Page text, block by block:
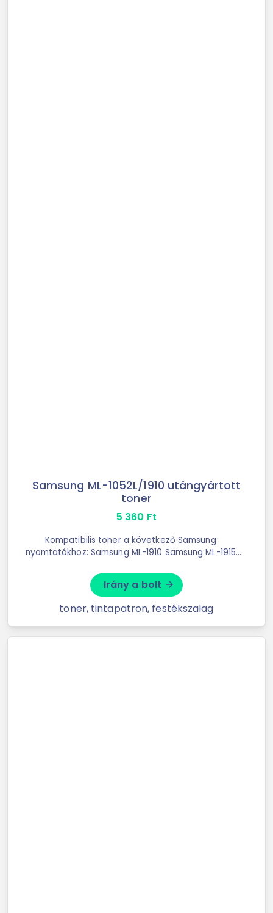
Samsung ML-1052L/1910 utángyártott
toner
5 360 Ft
Kompatibilis toner a következő Samsung
nyomtatókhoz: Samsung ML-1910 Samsung ML-1915
2525W Samsung ML-2580N
Irány a bolt arrow_forward
toner, tintapatron, festékszalag